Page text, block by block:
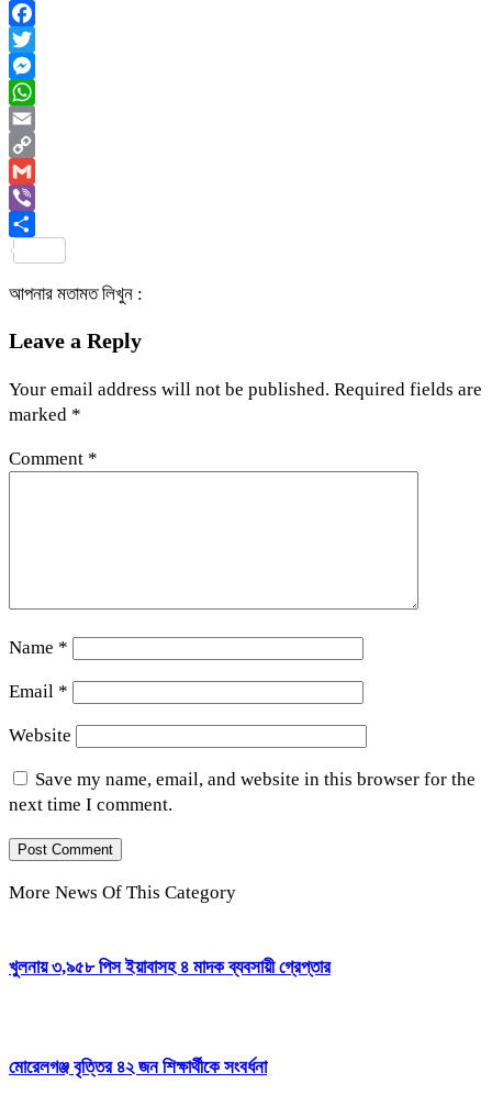
Facebook
Twitter
Messenger
WhatsApp
Email
Copy
Link
Gmail
Viber
আপনার মতামত লিখুন :
Leave a Reply
Your email address will not be published. Required fields are
marked *
Comment *
Name *
Email *
Website
Save my name, email, and website in this browser for the
next time I comment.
More News Of This Category
খুলনায় ৩,৯৫৮ পিস ইয়াবাসহ ৪ মাদক ব্যবসায়ী গ্রেপ্তার
মোরেলগঞ্জ বৃত্তির ৪২ জন শিক্ষার্থীকে সংবর্ধনা